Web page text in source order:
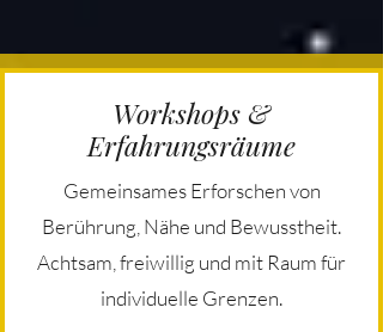
Workshops &
Erfahrungsräume
Gemeinsames Erforschen von
Berührung, Nähe und Bewusstheit.
Achtsam, freiwillig und mit Raum für
individuelle Grenzen.